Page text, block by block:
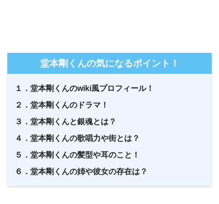
堂本剛くんの気になるポイント！
１．堂本剛くんのwiki風プロフィール！
２．堂本剛くんのドラマ！
３．堂本剛くんと銀魂とは？
４．堂本剛くんの歌唱力や街とは？
５．堂本剛くんの髪型や耳のこと！
６．堂本剛くんの姉や彼女の存在は？